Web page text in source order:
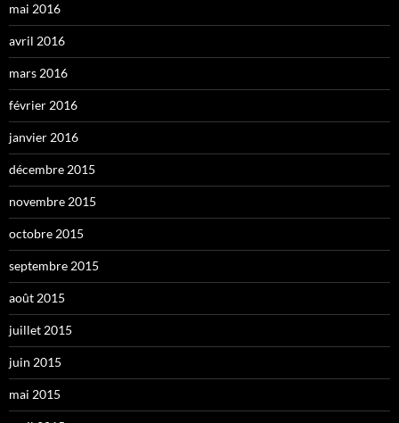
mai 2016
avril 2016
mars 2016
février 2016
janvier 2016
décembre 2015
novembre 2015
octobre 2015
septembre 2015
août 2015
juillet 2015
juin 2015
mai 2015